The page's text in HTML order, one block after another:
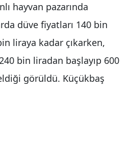
hayvan pazarında
düve fiyatları 140 bin
liraya kadar çıkarken,
bin liradan başlayıp 600
görüldü. Küçükbaş